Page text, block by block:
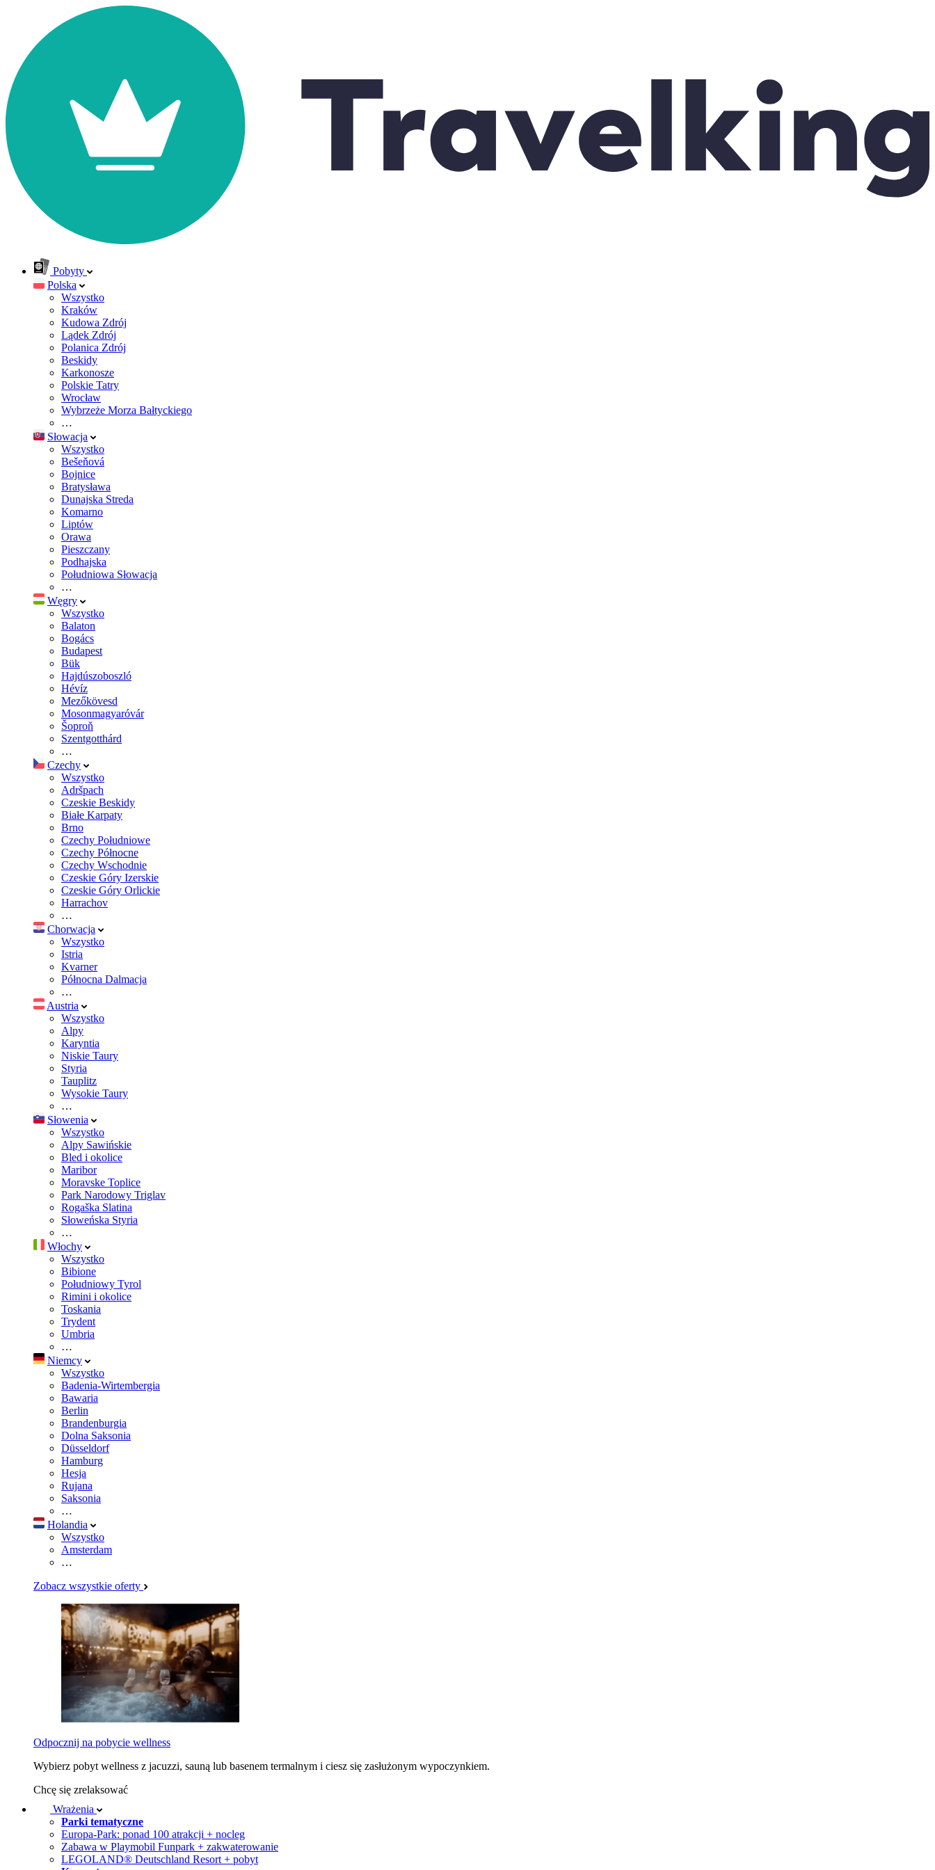
Pobyty
Polska
Wszystko
Kraków
Kudowa Zdrój
Lądek Zdrój
Polanica Zdrój
Beskidy
Karkonosze
Polskie Tatry
Wrocław
Wybrzeże Morza Bałtyckiego
…
Słowacja
Wszystko
Bešeňová
Bojnice
Bratysława
Dunajska Streda
Komarno
Liptów
Orawa
Pieszczany
Podhajska
Południowa Słowacja
…
Węgry
Wszystko
Balaton
Bogács
Budapest
Bük
Hajdúszoboszló
Hévíz
Mezőkövesd
Mosonmagyaróvár
Šoproň
Szentgotthárd
…
Czechy
Wszystko
Adršpach
Czeskie Beskidy
Białe Karpaty
Brno
Czechy Południowe
Czechy Północne
Czechy Wschodnie
Czeskie Góry Izerskie
Czeskie Góry Orlickie
Harrachov
…
Chorwacja
Wszystko
Istria
Kvarner
Północna Dalmacja
…
Austria
Wszystko
Alpy
Karyntia
Niskie Taury
Styria
Tauplitz
Wysokie Taury
…
Słowenia
Wszystko
Alpy Sawińskie
Bled i okolice
Maribor
Moravske Toplice
Park Narodowy Triglav
Rogaška Slatina
Słoweńska Styria
…
Włochy
Wszystko
Bibione
Południowy Tyrol
Rimini i okolice
Toskania
Trydent
Umbria
…
Niemcy
Wszystko
Badenia-Wirtembergia
Bawaria
Berlin
Brandenburgia
Dolna Saksonia
Düsseldorf
Hamburg
Hesja
Rujana
Saksonia
…
Holandia
Wszystko
Amsterdam
…
Zobacz wszystkie oferty
Odpocznij na pobycie wellness
Wybierz pobyt wellness z jacuzzi, sauną lub basenem termalnym i ciesz się zasłużonym wypoczynkiem.
Chcę się zrelaksować
Wrażenia
Parki tematyczne
Europa-Park: ponad 100 atrakcji + nocleg
Zabawa w Playmobil Funpark + zakwaterowanie
LEGOLAND® Deutschland Resort + pobyt